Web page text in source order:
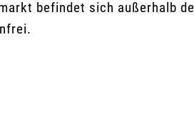
befindet sich außerhalb